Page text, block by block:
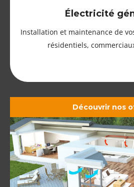
Électricité
Installation et maintenance de
résidentiels,
Découvrir nos